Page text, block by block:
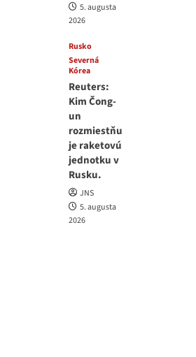
5. augusta
2026
Rusko
Severná
Kórea
Reuters:
Kim Čong-
un
rozmiestňu
je raketovú
jednotku v
Rusku.
JNS
5. augusta
2026